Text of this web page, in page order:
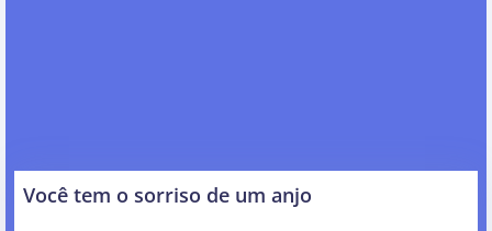
Você tem o sorriso de um anjo